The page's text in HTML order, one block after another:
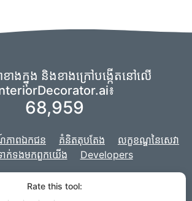
ាងក្នុង និងខាងក្រៅបង្កើតនៅលើ
៖
68,959
ាព​ឯកជន គំនិតតុបតែង
លក្ខខណ្ឌ​នៃ​សេវា
ាក់ទង​មក​ពួក​យើង Developers
ដើម្បីផ្តល់ថាមពលដល់ AI របស់យើង
Rate this tool: